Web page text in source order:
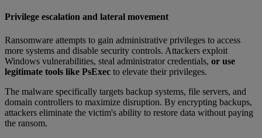
Privilege escalation and lateral movement
Ransomware attempts to gain administrative privileges to access
more systems and disable security controls. Attackers exploit
Windows vulnerabilities, steal administrator credentials, or use
legitimate tools like PsExec to elevate their privileges.
The malware specifically targets backup systems, file servers, and
domain controllers to maximize disruption. By encrypting backups,
attackers eliminate the victim's ability to restore data without paying
the ransom.